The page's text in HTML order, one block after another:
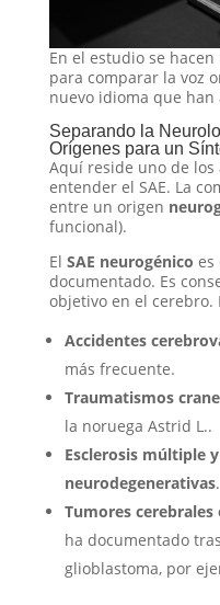
En el estudio se
para comparar la voz
nuevo idioma que
Separando la
Orígenes para un
Aquí reside uno de los
entender el SAE. La
entre un origen
funcional).
El SAE neurogénico es
documentado. Es
objetivo en el cerebro.
Accidentes
más frecuente.
Traumatismos
la noruega Astrid L..
Esclerosis múltiple
neurodegenerativas.
Tumores
ha documentado
glioblastoma, por